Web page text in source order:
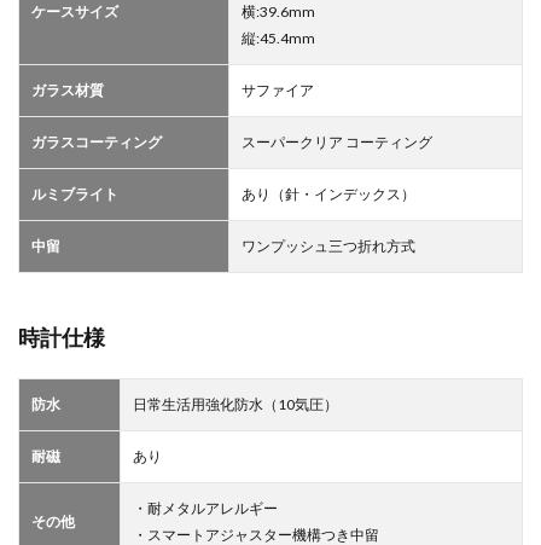
ケースサイズ
横:39.6mm
縦:45.4mm
ガラス材質 サファイア
ガラスコーティング スーパークリア コーティング
ルミブライト あり（針・インデックス）
中留 ワンプッシュ三つ折れ方式
時計仕様
防水 日常生活用強化防水（10気圧）
耐磁 あり
その他
・耐メタルアレルギー
・スマートアジャスター機構つき中留